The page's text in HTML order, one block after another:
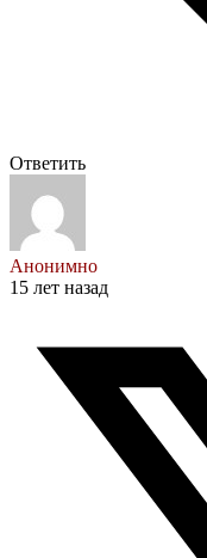
Ответить
Анонимно
15 лет назад